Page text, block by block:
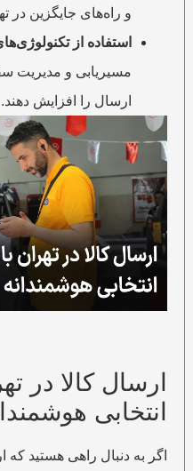
و راه‌های جایگزین
استفاده از
مسیریابی و مدیریت
ارسال را افزایش دهند.
ارسال کالا در
انتخابی
اگر به دنبال راهی هستید